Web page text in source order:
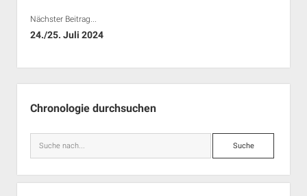
Nächster Beitrag...
24./25. Juli 2024
Chronologie durchsuchen
Suche